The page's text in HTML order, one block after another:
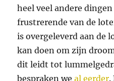
heel veel andere
frustrerende van de
is overgeleverd aan de
kan doen om zijn
dit leidt tot
bespraken weal eerder.